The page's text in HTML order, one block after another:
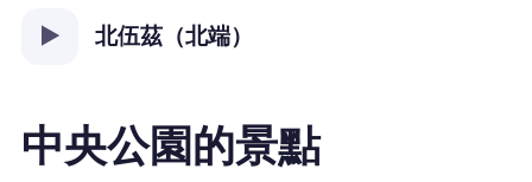
北伍茲（北端）
中央公園的景點